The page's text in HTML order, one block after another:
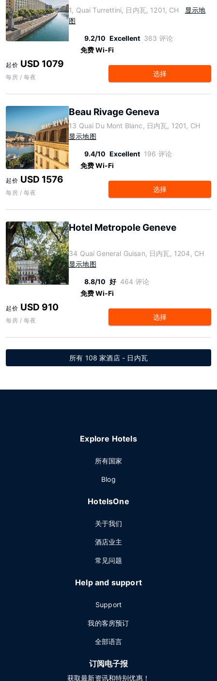
1, Quai Turrettini, 日内瓦, 1201, CH
显示地
图
9.2/10 Excellent 363 评论
免费 Wi-Fi
起价 USD 1079
每房 / 每夜 选择
Beau Rivage Geneva
13 Quai Du Mont Blanc, 日内瓦, 1201, CH
显示地图
9.4/10 Excellent 196 评论
免费 Wi-Fi
起价 USD 1576
每房 / 每夜 选择
Hotel Metropole Geneve
34 Quai General Guisan, 日内瓦, 1204, CH
显示地图
8.8/10 好 464 评论
免费 Wi-Fi
起价 USD 910
每房 / 每夜 选择
所有 108 家酒店 - 日内瓦
Explore Hotels
所有国家
Blog
HotelsOne
关于我们
酒店业主
常见问题
Help and support
Support
我的客房预订
全部语言
订阅电子报
获取最新资讯和特别优惠！